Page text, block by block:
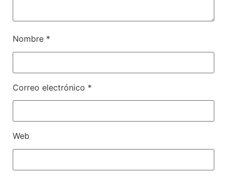
Nombre *
Correo electrónico *
Web